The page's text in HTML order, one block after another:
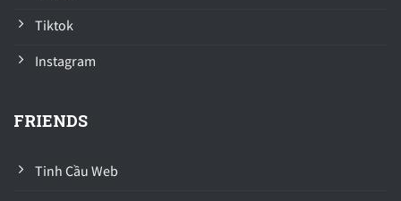
Tiktok
Instagram
FRIENDS
Tinh Cầu Web